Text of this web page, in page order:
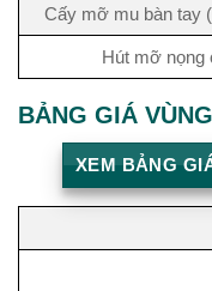
Cấy mỡ mu bàn tay
Hút mỡ nọng
BẢNG GIÁ
XEM BẢNG